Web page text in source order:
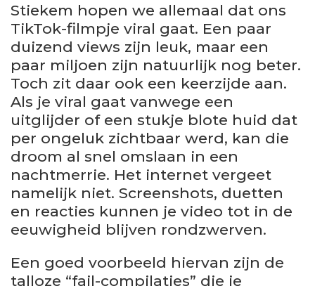
Stiekem hopen we allemaal dat ons
TikTok-filmpje viral gaat. Een paar
duizend views zijn leuk, maar een
paar miljoen zijn natuurlijk nog beter.
Toch zit daar ook een keerzijde aan.
Als je viral gaat vanwege een
uitglijder of een stukje blote huid dat
per ongeluk zichtbaar werd, kan die
droom al snel omslaan in een
nachtmerrie. Het internet vergeet
namelijk niet. Screenshots, duetten
en reacties kunnen je video tot in de
eeuwigheid blijven rondzwerven.
Een goed voorbeeld hiervan zijn de
talloze “fail-compilaties” die je